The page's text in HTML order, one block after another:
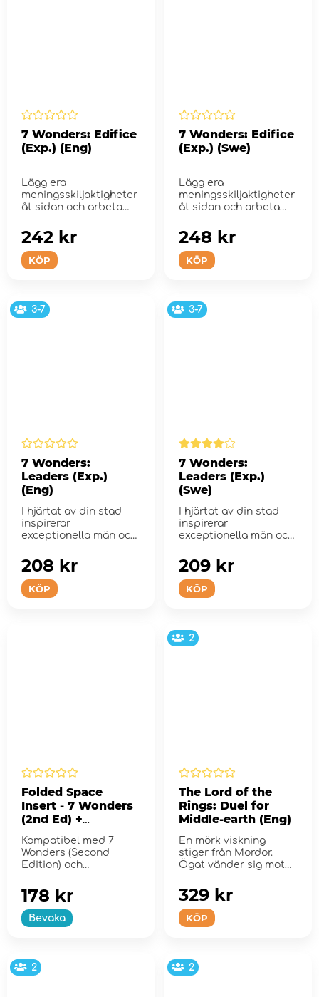
7 Wonders: Edifice
(Exp.) (Eng)
Lägg era
meningsskiljaktigheter
åt sidan och arbeta
KÖP
242 kr
7 Wonders: Edifice
(Exp.) (Swe)
Lägg era
meningsskiljaktigheter
åt sidan och arbeta
KÖP
248 kr
3-7
7 Wonders:
Leaders (Exp.)
(Eng)
I hjärtat av din stad
inspirerar
exceptionella män och
KÖP
208 kr
3-7
7 Wonders:
Leaders (Exp.)
(Swe)
I hjärtat av din stad
inspirerar
exceptionella män och
KÖP
209 kr
Folded Space
Insert - 7 Wonders
(2nd Ed) +
Kompatibel med 7
Wonders (Second
Edition) och
Armada, Cities och
Leaders.
Bevaka
178 kr
2
The Lord of the
Rings: Duel for
Middle-earth (Eng)
En mörk viskning
stiger från Mordor.
Ögat vänder sig mot
KÖP
329 kr
2 2